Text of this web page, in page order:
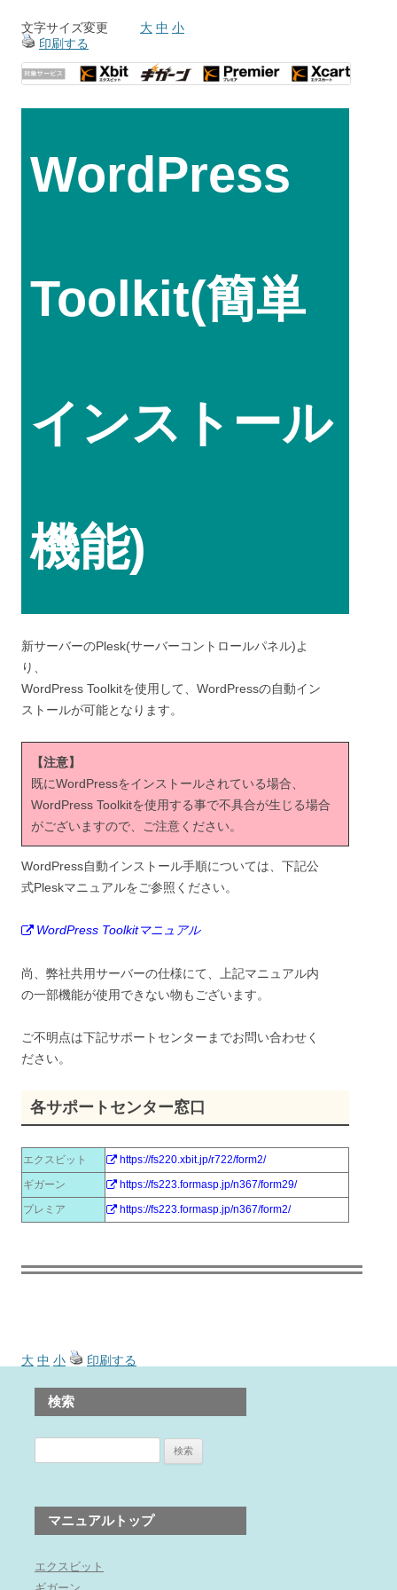
文字サイズ変更 大 中 小
印刷する
WordPress
Toolkit(簡単
インストール
機能)
新サーバーのPlesk(サーバーコントロールパネル)よ
り、
WordPress Toolkitを使用して、WordPressの自動イン
ストールが可能となります。
【注意】
既にWordPressをインストールされている場合、
WordPress Toolkitを使用する事で不具合が生じる場合
がございますので、ご注意ください。
WordPress自動インストール手順については、下記公
式Pleskマニュアルをご参照ください。
WordPress Toolkitマニュアル
尚、弊社共用サーバーの仕様にて、上記マニュアル内
の一部機能が使用できない物もございます。
ご不明点は下記サポートセンターまでお問い合わせく
ださい。
各サポートセンター窓口
エクスビット
https://fs220.xbit.jp/r722/form2/
ギガーン
https://fs223.formasp.jp/n367/form29/
プレミア
https://fs223.formasp.jp/n367/form2/
大 中 小 印刷する
検索
マニュアルトップ
エクスビット